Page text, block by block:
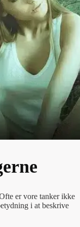
er vore tanker ikke
i at beskrive